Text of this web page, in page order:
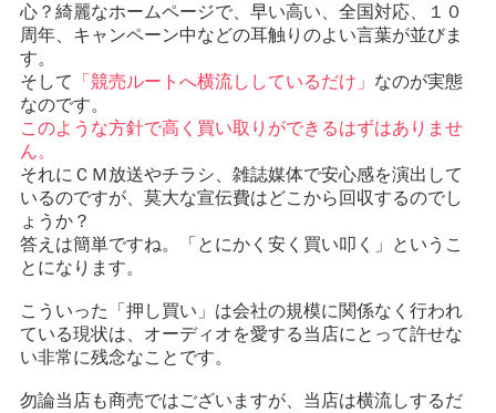
心？綺麗なホームページで、早い高い、全国対応、１０
周年、キャンペーン中などの耳触りのよい言葉が並びま
す。
そして
「競売ルートへ横流ししているだけ」 なのが実態
なのです。
このような方針で高く買い取りができるはずはありませ
ん。
それにＣＭ放送やチラシ、雑誌媒体で安心感を演出して
いるのですが、莫大な宣伝費はどこから回収するのでし
ょうか？
答えは簡単ですね。「とにかく安く買い叩く」というこ
とになります。
こういった「押し買い」は会社の規模に関係なく行われ
ている現状は、オーディオを愛する当店にとって許せな
い非常に残念なことです。
勿論当店も商売ではございますが、当店は横流しするだ